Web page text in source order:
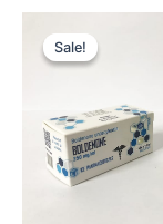
Sale!
Sale!price
was: